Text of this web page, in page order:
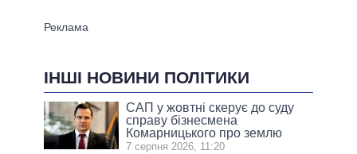
ІНШІ НОВИНИ ПОЛІТИКИ
САП у жовтні скерує до суду
справу бізнесмена
Комарницького про землю
7 серпня 2026, 11:20